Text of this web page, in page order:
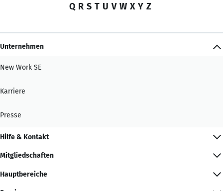
Q R S T U V W X Y Z
Unternehmen
New Work SE
Karriere
Presse
Hilfe & Kontakt
Mitgliedschaften
Hauptbereiche